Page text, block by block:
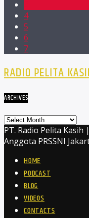
4
5
6
7
RADIO PELITA
ARCHIVES
Archives
PT. Radio Pelita Kasih
Anggota PRSSNI
HOME
PODCAST
BLOG
VIDEOS
CONTACTS